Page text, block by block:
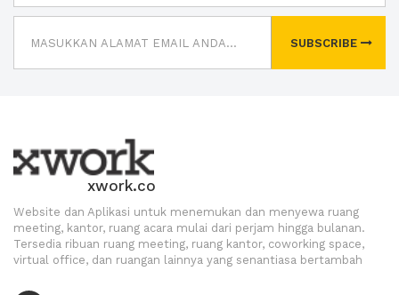
SUBSCRIBE
xwork.co
Website dan Aplikasi untuk menemukan dan menyewa ruang
meeting, kantor, ruang acara mulai dari perjam hingga bulanan.
Tersedia ribuan ruang meeting, ruang kantor, coworking space,
virtual office, dan ruangan lainnya yang senantiasa bertambah